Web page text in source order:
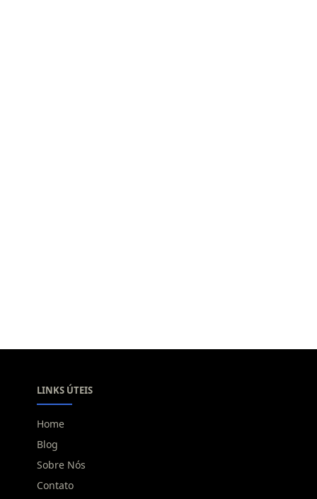
LINKS ÚTEIS
Home
Blog
Sobre Nós
Contato